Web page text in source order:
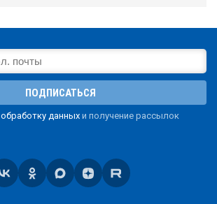
ПОДПИСАТЬСЯ
обработку данных и получение рассылок